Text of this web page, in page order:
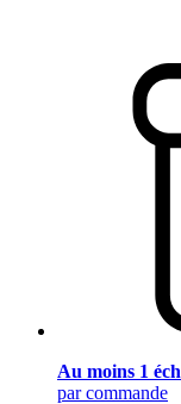
Au moins 1
par commande